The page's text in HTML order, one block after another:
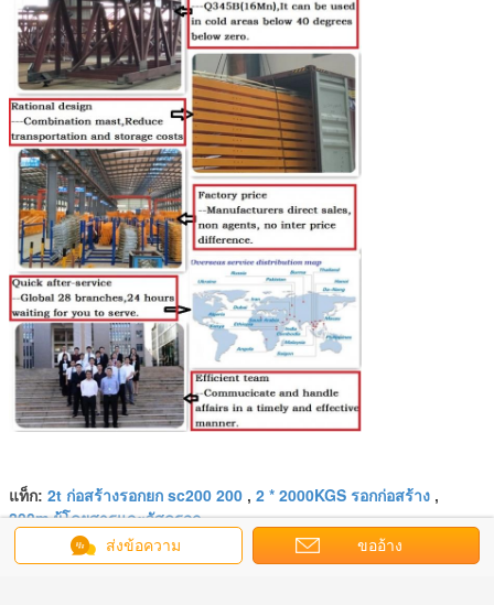
แท็ก: 2t ก่อสร้างรอกยก sc200 200 , 2 * 2000KGS รอกก่อสร้าง ,
200m ผู้โดยสารและวัสดุรอก
এর সেরা মূল্য পান
ส่งข้อความ ขออ้าง